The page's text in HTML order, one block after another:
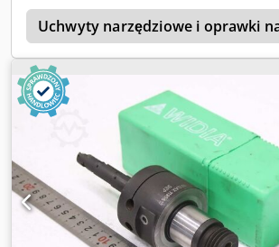
napędem osiowym Dsdezrtiyopfx Ap Ijwa
uchwyty narzędziowe Sprzedawane tylko
Uchwyty narzędziowe i oprawki